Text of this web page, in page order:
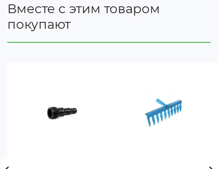
Вместе с этим товаром
покупают